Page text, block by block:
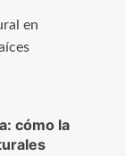
cómo la